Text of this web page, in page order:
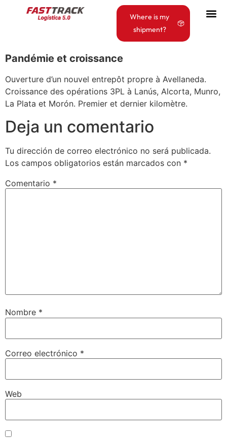
Where is my
shipment?
Pandémie et croissance
Ouverture d’un nouvel entrepôt propre à Avellaneda.
Croissance des opérations 3PL à Lanús, Alcorta, Munro,
La Plata et Morón. Premier et dernier kilomètre.
Deja un comentario
Tu dirección de correo electrónico no será publicada.
Los campos obligatorios están marcados con *
Comentario *
Nombre *
Correo electrónico *
Web